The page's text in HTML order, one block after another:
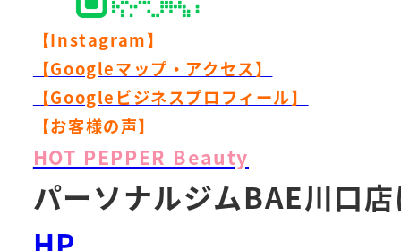
【Instagram】
【Googleマップ・アクセス】
【Googleビジネスプロフィール】
【お客様の声】
HOT PEPPER Beauty
パーソナルジムBAE川口店